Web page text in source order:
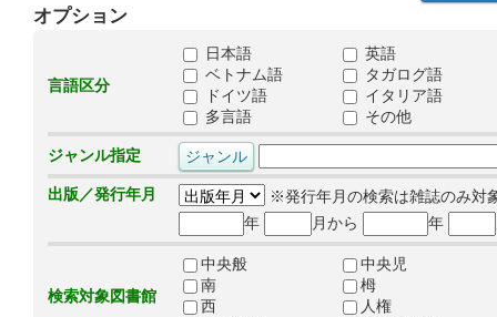
オプション
言語区分
日本語
英語
ベトナム語
タガログ語
ドイツ語
イタリア語
多言語
その他
ジャンル指定
出版／発行年月
※発行年月の検索は雑誌のみ対
年
月から 年
検索対象図書館
中央般
中央児
南
栂
西
人権